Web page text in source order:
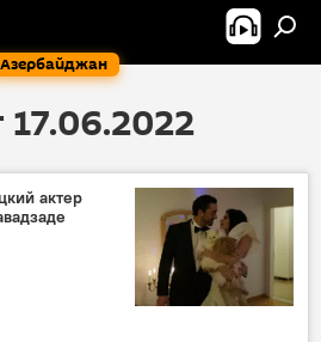
Азербайджан
актер